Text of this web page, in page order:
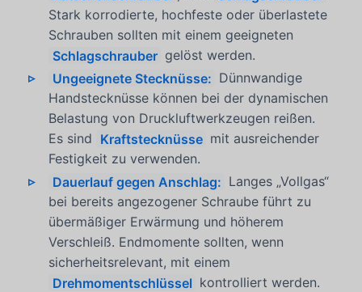
Stark korrodierte, hochfeste oder überlastete
Schrauben sollten mit einem geeigneten
Schlagschrauber gelöst werden.
Ungeeignete Stecknüsse: Dünnwandige
Handstecknüsse können bei der dynamischen
Belastung von Druckluftwerkzeugen reißen.
Es sind Kraftstecknüsse mit ausreichender
Festigkeit zu verwenden.
Dauerlauf gegen Anschlag: Langes „Vollgas“
bei bereits angezogener Schraube führt zu
übermäßiger Erwärmung und höherem
Verschleiß. Endmomente sollten, wenn
sicherheitsrelevant, mit einem
Drehmomentschlüssel kontrolliert werden.